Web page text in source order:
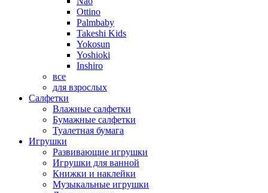
Ottino
Palmbaby
Takeshi Kids
Yokosun
Yoshioki
Inshiro
все
для взрослых
Салфетки
Влажные салфетки
Бумажные салфетки
Туалетная бумага
Игрушки
Развивающие игрушки
Игрушки для ванной
Книжки и наклейки
Музыкальные игрушки